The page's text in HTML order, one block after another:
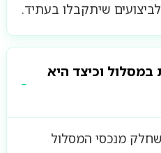
שיתקבלו בעתיד.
וכיצד היא
מנכסי המסלול